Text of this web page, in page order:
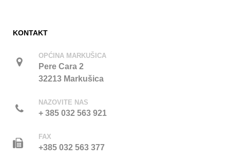
KONTAKT
OPĆINA MARKUŠICA
Pere Cara 2
32213 Markušica
NAZOVITE NAS
+ 385 032 563 921
FAX
+385 032 563 377